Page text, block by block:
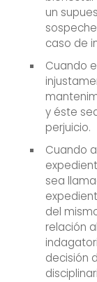
un
caso de
Cuando
y éste
perjuicio.
Cuando
sea
del
relación
decisión